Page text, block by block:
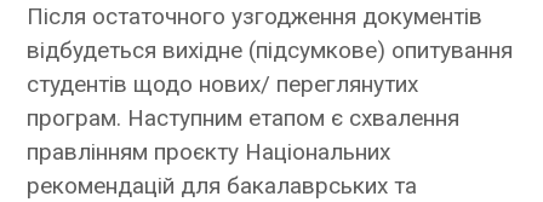
Після остаточного узгодження документів
відбудеться вихідне (підсумкове) опитування
студентів щодо нових/ переглянутих
програм. Наступним етапом є схвалення
правлінням проєкту Національних
рекомендацій для бакалаврських та